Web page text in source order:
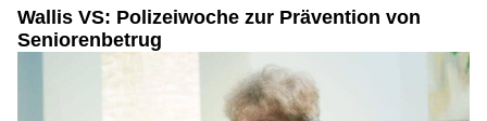
Wallis VS: Polizeiwoche zur Prävention von
Seniorenbetrug